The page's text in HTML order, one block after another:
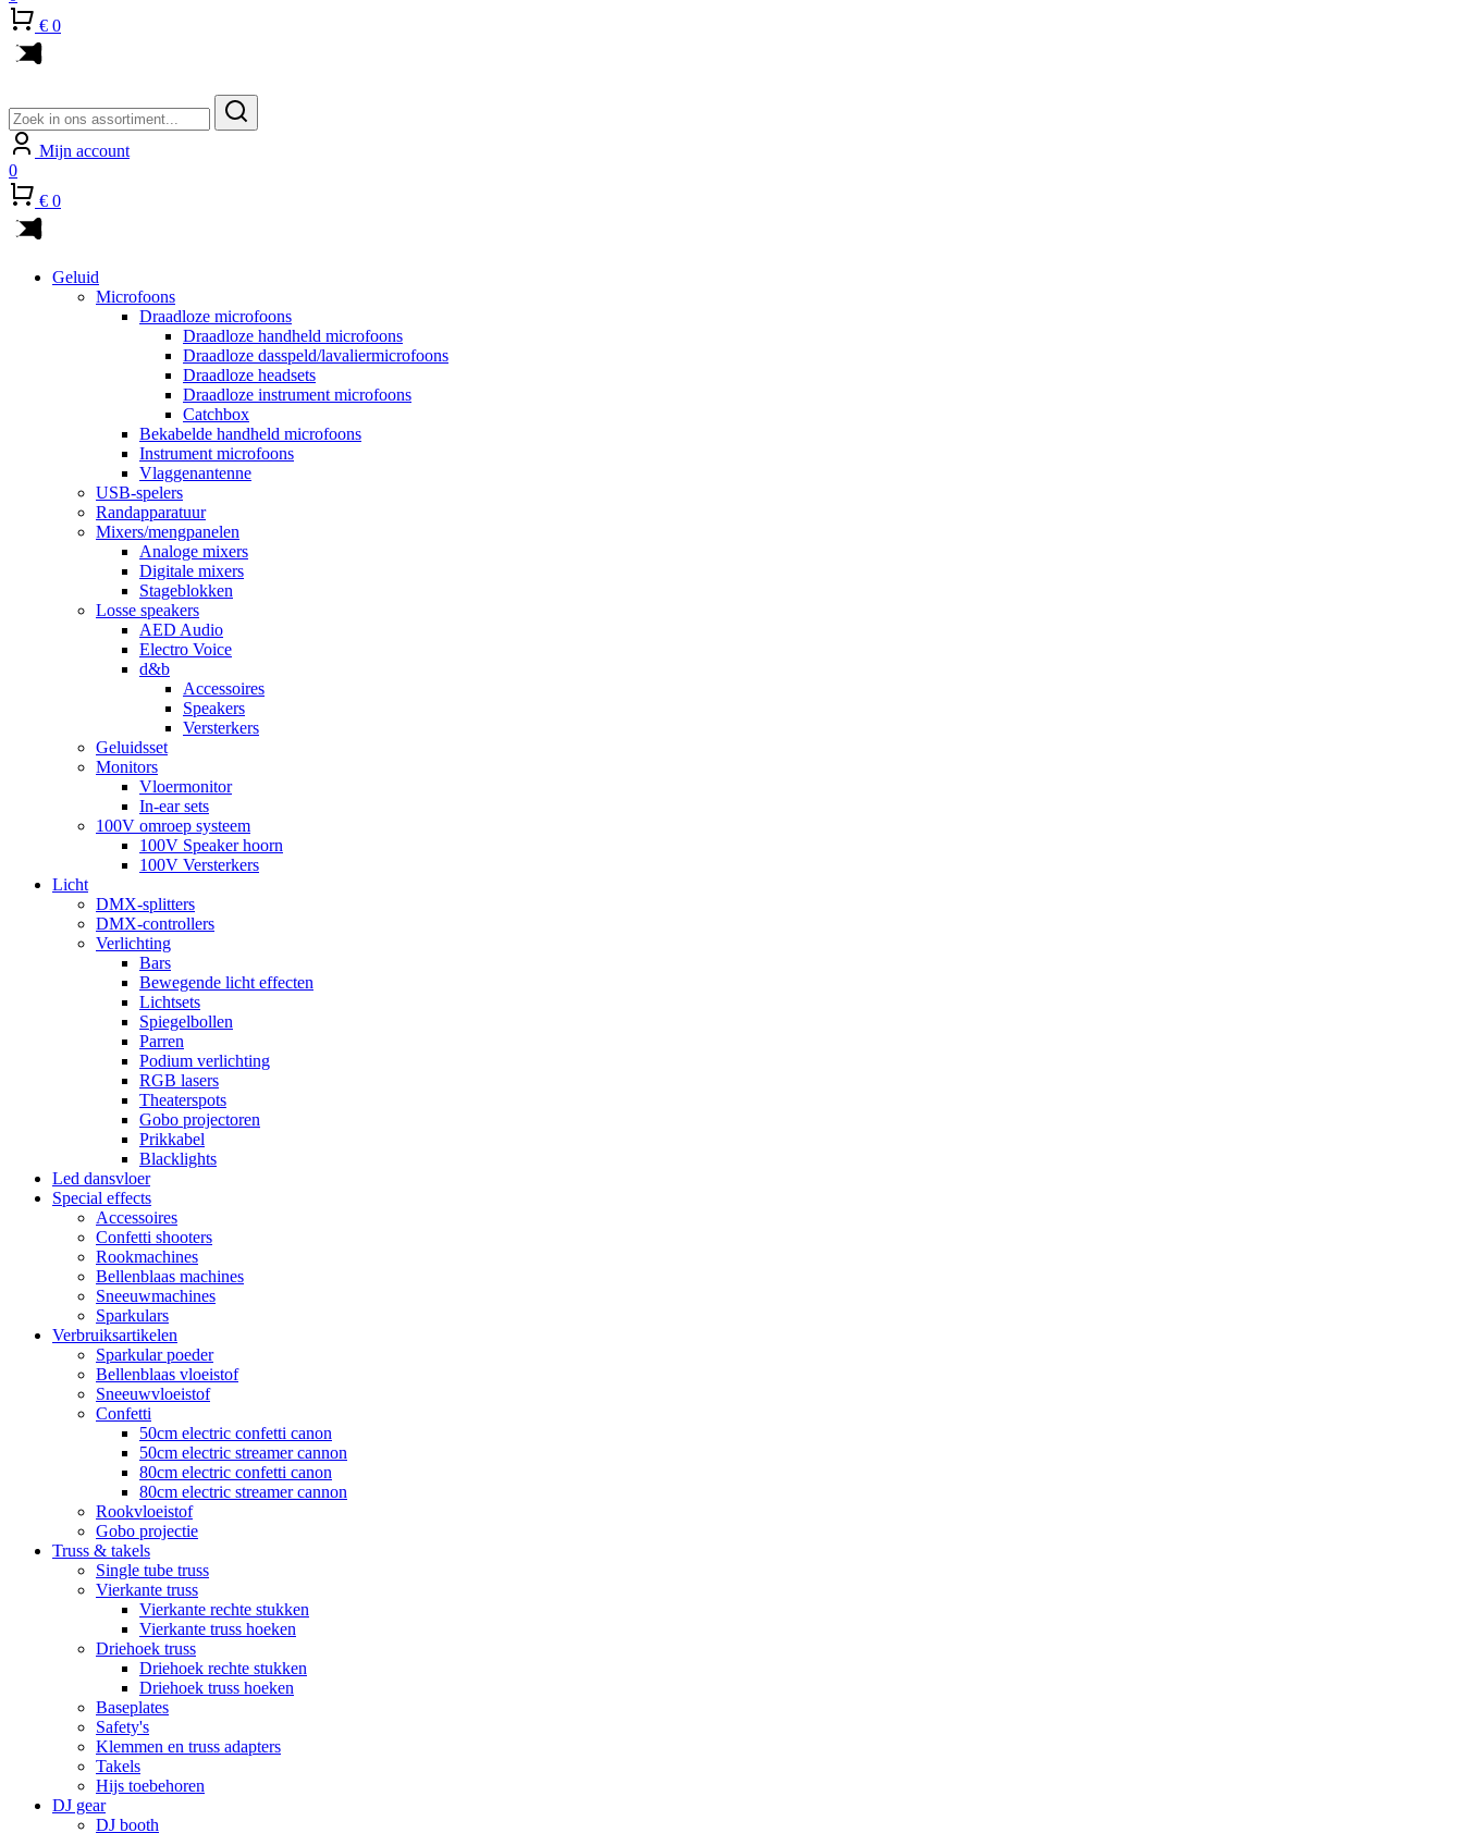
€ 0
naar:
Mijn account
0
€ 0
Geluid
Microfoons
Draadloze microfoons
Draadloze handheld microfoons
Draadloze dasspeld/lavaliermicrofoons
Draadloze headsets
Draadloze instrument microfoons
Catchbox
Bekabelde handheld microfoons
Instrument microfoons
Vlaggenantenne
USB-spelers
Randapparatuur
Mixers/mengpanelen
Analoge mixers
Digitale mixers
Stageblokken
Losse speakers
AED Audio
Electro Voice
d&b
Accessoires
Speakers
Versterkers
Geluidsset
Monitors
Vloermonitor
In-ear sets
100V omroep systeem
100V Speaker hoorn
100V Versterkers
Licht
DMX-splitters
DMX-controllers
Verlichting
Bars
Bewegende licht effecten
Lichtsets
Spiegelbollen
Parren
Podium verlichting
RGB lasers
Theaterspots
Gobo projectoren
Prikkabel
Blacklights
Led dansvloer
Special effects
Accessoires
Confetti shooters
Rookmachines
Bellenblaas machines
Sneeuwmachines
Sparkulars
Verbruiksartikelen
Sparkular poeder
Bellenblaas vloeistof
Sneeuwvloeistof
Confetti
50cm electric confetti canon
50cm electric streamer cannon
80cm electric confetti canon
80cm electric streamer cannon
Rookvloeistof
Gobo projectie
Truss & takels
Single tube truss
Vierkante truss
Vierkante rechte stukken
Vierkante truss hoeken
Driehoek truss
Driehoek rechte stukken
Driehoek truss hoeken
Baseplates
Safety's
Klemmen en truss adapters
Takels
Hijs toebehoren
DJ gear
DJ booth